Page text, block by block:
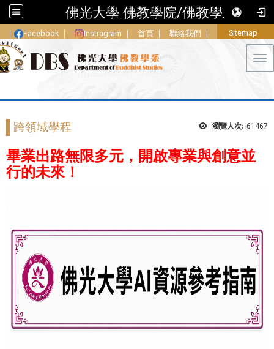
佛光大學 佛教學院/佛教學系
｜ Facebook ｜ Instragram ｜ 首頁 ｜ 聯絡我們 ｜ Sitemap
瀏覽人次: 61467
跨領域學程
畢業出路無限多元，開啟專業與創意並
行的未來！